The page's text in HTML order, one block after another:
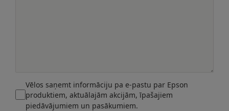
Vēlos saņemt informāciju pa e-pastu par Epson
produktiem, aktuālajām akcijām, īpašajiem
piedāvājumiem un pasākumiem.